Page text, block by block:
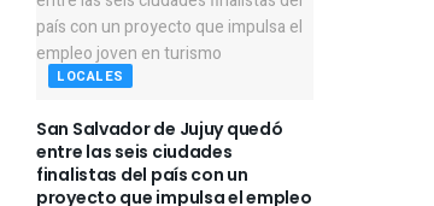
LOCALES
San Salvador de Jujuy quedó
entre las seis ciudades
finalistas del país con un
proyecto que impulsa el empleo